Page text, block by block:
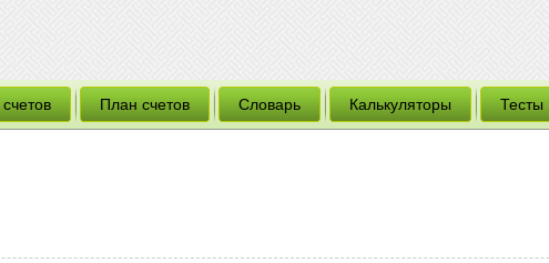
План счетов Словарь Калькуляторы Тесты